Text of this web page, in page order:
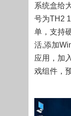
系统盒给
号为TH2
单，支持
活,添加
应用，加
戏组件，